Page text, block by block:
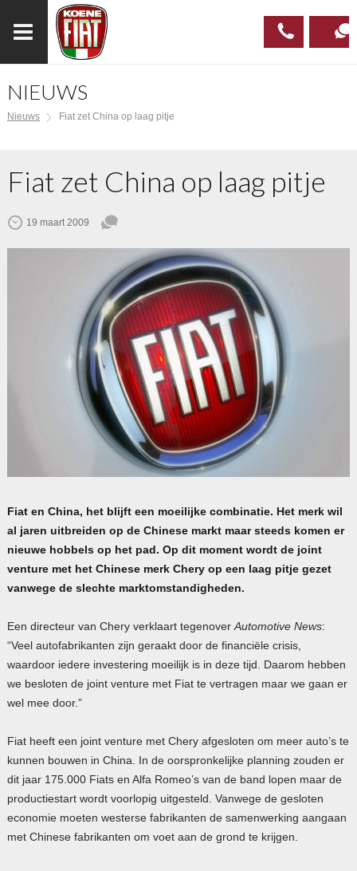
NIEUWS
Nieuws Fiat zet China op laag pitje
Fiat zet China op laag pitje
19 maart 2009
Fiat en China, het blijft een moeilijke combinatie. Het merk wil
al jaren uitbreiden op de Chinese markt maar steeds komen er
nieuwe hobbels op het pad. Op dit moment wordt de joint
venture met het Chinese merk Chery op een laag pitje gezet
vanwege de slechte marktomstandigheden.
Een directeur van Chery verklaart tegenover Automotive News:
“Veel autofabrikanten zijn geraakt door de financiële crisis,
waardoor iedere investering moeilijk is in deze tijd. Daarom hebben
we besloten de joint venture met Fiat te vertragen maar we gaan er
wel mee door.”
Fiat heeft een joint venture met Chery afgesloten om meer auto’s te
kunnen bouwen in China. In de oorspronkelijke planning zouden er
dit jaar 175.000 Fiats en Alfa Romeo’s van de band lopen maar de
productiestart wordt voorlopig uitgesteld. Vanwege de gesloten
economie moeten westerse fabrikanten de samenwerking aangaan
met Chinese fabrikanten om voet aan de grond te krijgen.